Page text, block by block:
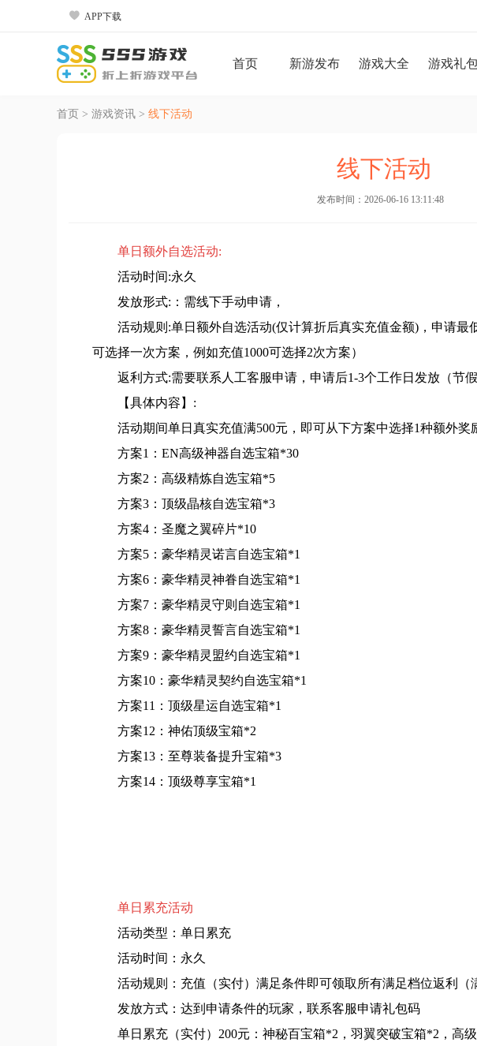
 APP下载
首页 新游发布 游戏大全 游戏礼
首页 > 游戏资讯 > 线下活动
线下活动
发布时间：2026-06-16 13:11:48
单日额外自选活动:
活动时间:永久
发放形式:：需线下手动申请，
活动规则:单日额外自选活动(仅计算折后真实充值金额)，申请最
可选择一次方案，例如充值1000可选择2次方案）
返利方式:需要联系人工客服申请，申请后1-3个工作日发放（节假
【具体内容】:
活动期间单日真实充值满500元，即可从下方案中选择1种额外奖
方案1：EN高级神器自选宝箱*30
方案2：高级精炼自选宝箱*5
方案3：顶级晶核自选宝箱*3
方案4：圣魔之翼碎片*10
方案5：豪华精灵诺言自选宝箱*1
方案6：豪华精灵神眷自选宝箱*1
方案7：豪华精灵守则自选宝箱*1
方案8：豪华精灵誓言自选宝箱*1
方案9：豪华精灵盟约自选宝箱*1
方案10：豪华精灵契约自选宝箱*1
方案11：顶级星运自选宝箱*1
方案12：神佑顶级宝箱*2
方案13：至尊装备提升宝箱*3
方案14：顶级尊享宝箱*1
单日累充活动
活动类型：单日累充
活动时间：永久
活动规则：充值（实付）满足条件即可领取所有满足档位返利（
发放方式：达到申请条件的玩家，联系客服申请礼包码
单日累充（实付）200元：神秘百宝箱*2，羽翼突破宝箱*2，高